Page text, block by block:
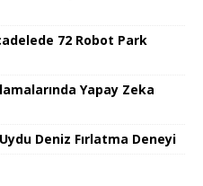
72 Robot Park
Yapay Zeka
Deniz Fırlatma Deneyi